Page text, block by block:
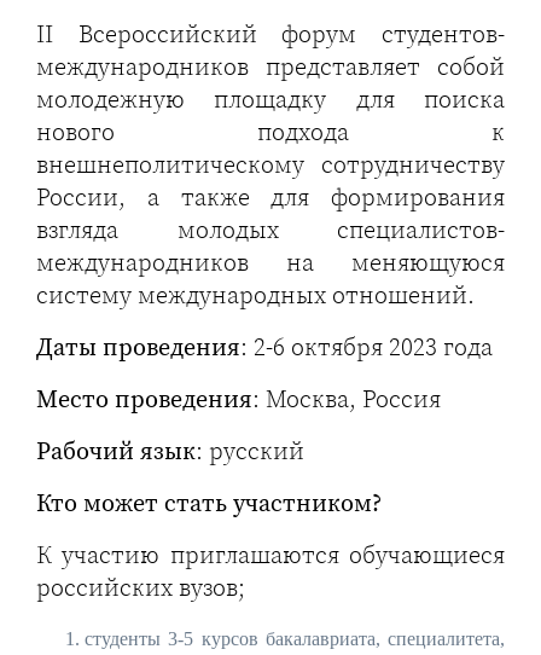
II Всероссийский форум студентов-
международников представляет собой
молодежную площадку для поиска
нового подхода к
внешнеполитическому сотрудничеству
России, а также для формирования
взгляда молодых специалистов-
международников на меняющуюся
систему международных отношений.
Даты проведения: 2-6 октября 2023 года
Место проведения: Москва, Россия
Рабочий язык: русский
Кто может стать участником?
К участию приглашаются обучающиеся
российских вузов;
студенты 3-5 курсов бакалавриата, специалитета,